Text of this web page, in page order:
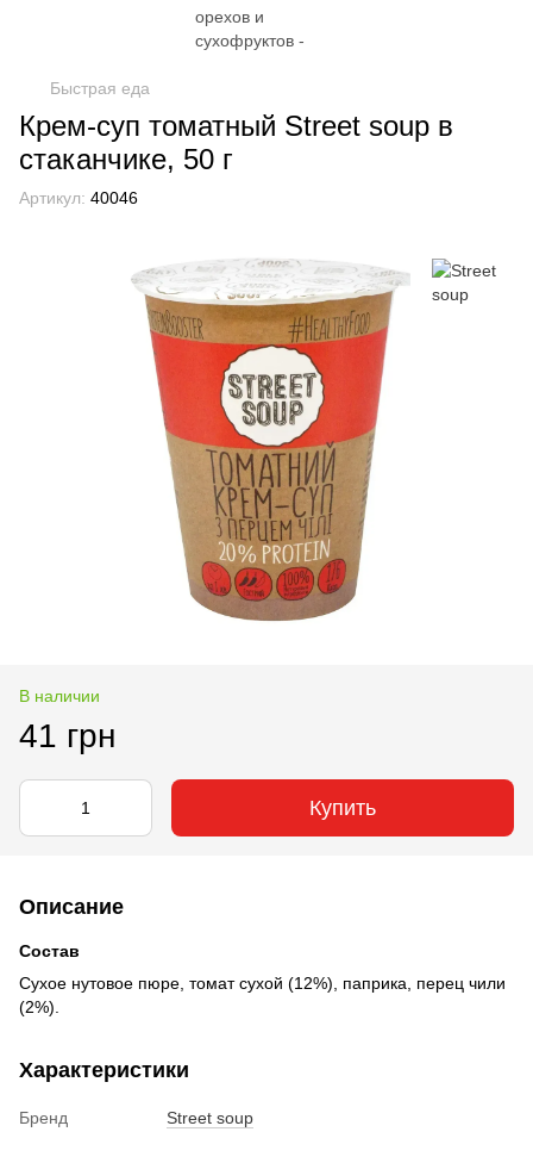
Быстрая еда
Крем-суп томатный Street soup в
стаканчике, 50 г
Артикул: 40046
В наличии
41 грн
Купить
Описание
Состав
Сухое нутовое пюре, томат сухой (12%), паприка, перец чили
(2%).
Характеристики
Бренд Street soup